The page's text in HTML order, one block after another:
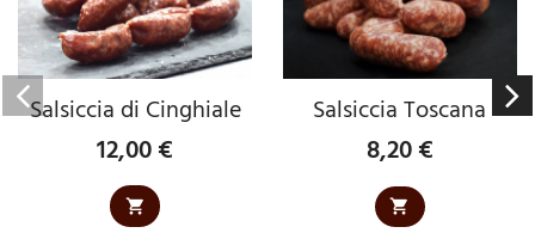
Salsiccia di Cinghiale
Prezzo
12,00 €
Salsiccia Toscana
Prezzo
8,20 €